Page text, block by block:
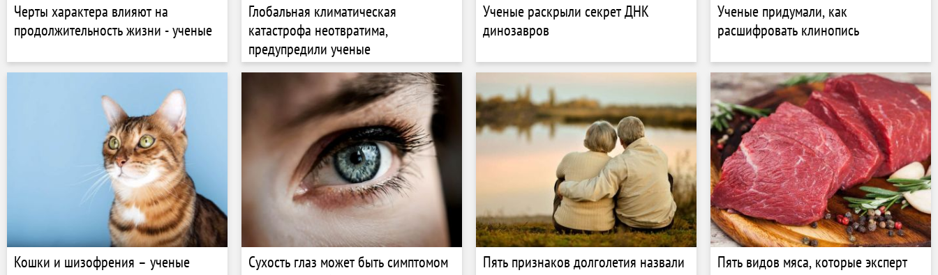
Черты характера влияют на
продолжительность жизни - ученые
Глобальная климатическая
катастрофа неотвратима,
предупредили ученые
Ученые раскрыли секрет ДНК
динозавров
Ученые придумали, как
расшифровать клинопись
Кошки и шизофрения – ученые
Сухость глаз может быть симптомом
Пять признаков долголетия назвали
Пять видов мяса, которые эксперт